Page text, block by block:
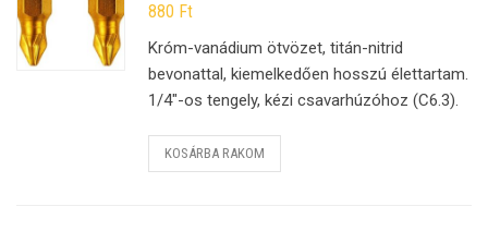
880 Ft
Króm-vanádium ötvözet, titán-nitrid
bevonattal, kiemelkedően hosszú élettartam.
1/4″-os tengely, kézi csavarhúzóhoz (C6.3).
KOSÁRBA RAKOM